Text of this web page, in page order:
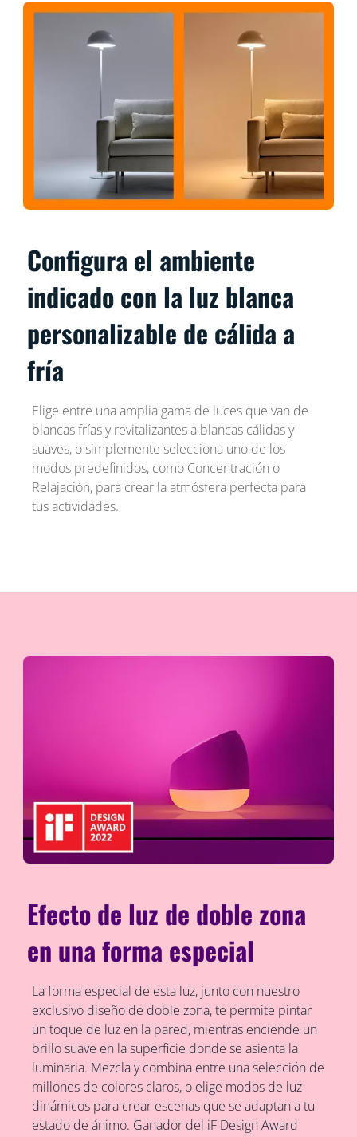
Configura el ambiente
indicado con la luz blanca
personalizable de cálida a
fría
Elige entre una amplia gama de luces que van de
blancas frías y revitalizantes a blancas cálidas y
suaves, o simplemente selecciona uno de los
modos predefinidos, como Concentración o
Relajación, para crear la atmósfera perfecta para
tus actividades.
Efecto de luz de doble zona
en una forma especial
La forma especial de esta luz, junto con nuestro
exclusivo diseño de doble zona, te permite pintar
un toque de luz en la pared, mientras enciende un
brillo suave en la superficie donde se asienta la
luminaria. Mezcla y combina entre una selección de
millones de colores claros, o elige modos de luz
dinámicos para crear escenas que se adaptan a tu
estado de ánimo. Ganador del iF Design Award